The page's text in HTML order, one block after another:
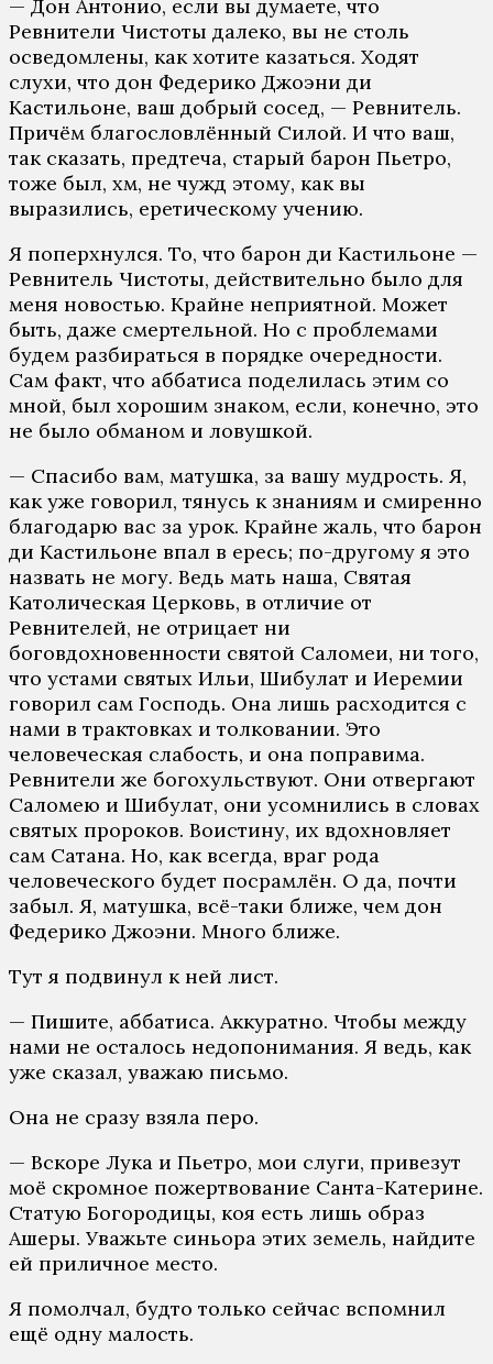
— Дон Антонио, если вы думаете, что
Ревнители Чистоты далеко, вы не столь
осведомлены, как хотите казаться. Ходят
слухи, что дон Федерико Джоэни ди
Кастильоне, ваш добрый сосед, — Ревнитель.
Причём благословлённый Силой. И что ваш,
так сказать, предтеча, старый барон Пьетро,
тоже был, хм, не чужд этому, как вы
выразились, еретическому учению.
Я поперхнулся. То, что барон ди Кастильоне —
Ревнитель Чистоты, действительно было для
меня новостью. Крайне неприятной. Может
быть, даже смертельной. Но с проблемами
будем разбираться в порядке очередности.
Сам факт, что аббатиса поделилась этим со
мной, был хорошим знаком, если, конечно, это
не было обманом и ловушкой.
— Спасибо вам, матушка, за вашу мудрость. Я,
как уже говорил, тянусь к знаниям и смиренно
благодарю вас за урок. Крайне жаль, что барон
ди Кастильоне впал в ересь; по-другому я это
назвать не могу. Ведь мать наша, Святая
Католическая Церковь, в отличие от
Ревнителей, не отрицает ни
боговдохновенности святой Саломеи, ни того,
что устами святых Ильи, Шибулат и Иеремии
говорил сам Господь. Она лишь расходится с
нами в трактовках и толковании. Это
человеческая слабость, и она поправима.
Ревнители же богохульствуют. Они отвергают
Саломею и Шибулат, они усомнились в словах
святых пророков. Воистину, их вдохновляет
сам Сатана. Но, как всегда, враг рода
человеческого будет посрамлён. О да, почти
забыл. Я, матушка, всё-таки ближе, чем дон
Федерико Джоэни. Много ближе.
Тут я подвинул к ней лист.
— Пишите, аббатиса. Аккуратно. Чтобы между
нами не осталось недопонимания. Я ведь, как
уже сказал, уважаю письмо.
Она не сразу взяла перо.
— Вскоре Лука и Пьетро, мои слуги, привезут
моё скромное пожертвование Санта-Катерине.
Статую Богородицы, коя есть лишь образ
Ашеры. Уважьте синьора этих земель, найдите
ей приличное место.
Я помолчал, будто только сейчас вспомнил
ещё одну малость.